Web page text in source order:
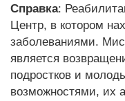
Справка:
Центр, в котором
заболеваниями.
является
подростков и
возможностями, их